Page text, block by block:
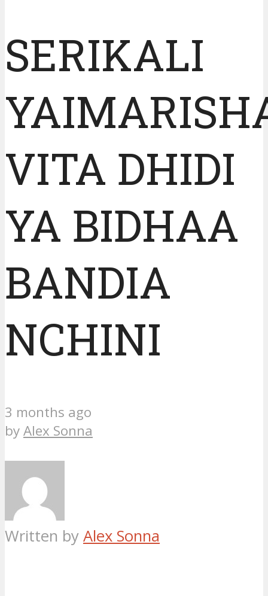
SERIKALI
VITA DHIDI
YA BIDHAA
BANDIA
NCHINI
3 months ago
byAlex Sonna
Written by Alex Sonna